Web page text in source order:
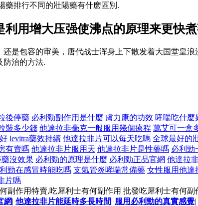
藥排行不同的壯陽藥有什麽區別.
用增大压强使沸点的原理来更快
是包容的审美，唐代战士浑身上下散发着大国堂皇
防治的方法.
後停藥 必利勁副作用是什麼 膚力康的功效 哮喘吃什麼
裝多少錢 他達拉非毫克一般服用幾個療程 萬艾可一盒
levitra藥效持續 他達拉非片可以每天吃嗎 全球最好的
有賣嗎 他達拉非片服用天 他達拉非片是性藥嗎 必利勁
沒效果 必利勁的原理是什麼 必利勁正品官網 他達拉
勁在感冒時能吃嗎 支氣管炎哮喘常備藥 女性服用他達
片嗎
副作用特賣,吃犀利士有何副作用 批發吃犀利士有何
網| 他達拉非片能延時多長時間| 服用必利勁的真實感覺|